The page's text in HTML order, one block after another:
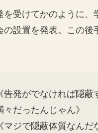
を受けてかのように、
の設置を発表。この後
《告発がでなければ隠蔽
々だったんじゃん》
《マジで隠蔽体質なんだ